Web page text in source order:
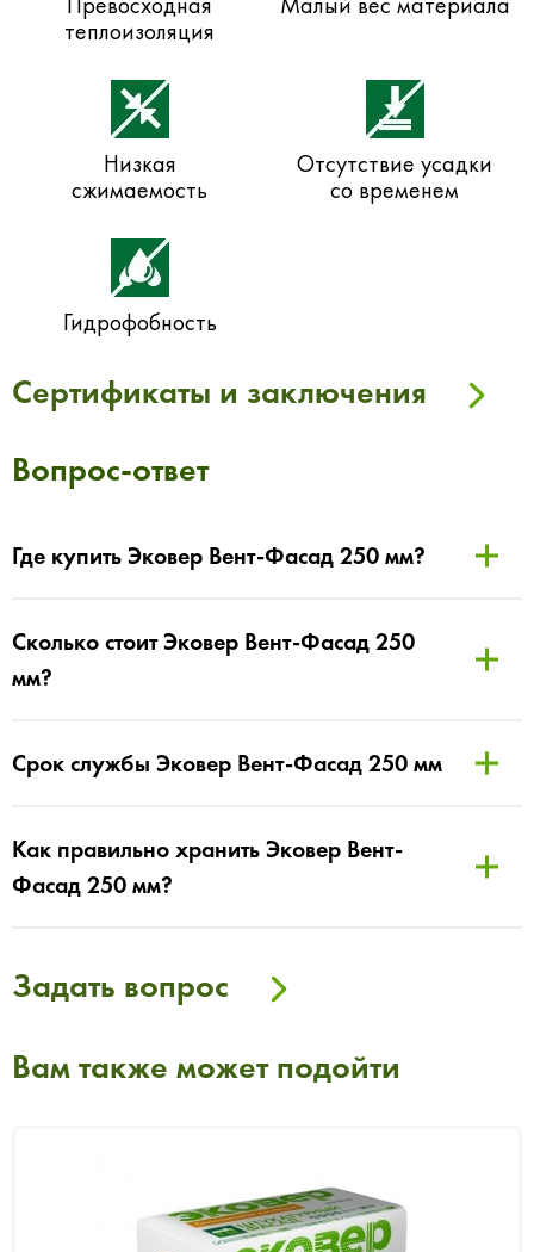
теплоизоляция
Низкая
сжимаемость
Отсутствие усадки
со временем
Гидрофобность
Сертификаты и заключения
Вопрос-ответ
Где купить Эковер Вент-Фасад 250 мм?
Сколько стоит Эковер Вент-Фасад 250
мм?
Срок службы Эковер Вент-Фасад 250 мм
Как правильно хранить Эковер Вент-
Фасад 250 мм?
Задать вопрос
Вам также может подойти